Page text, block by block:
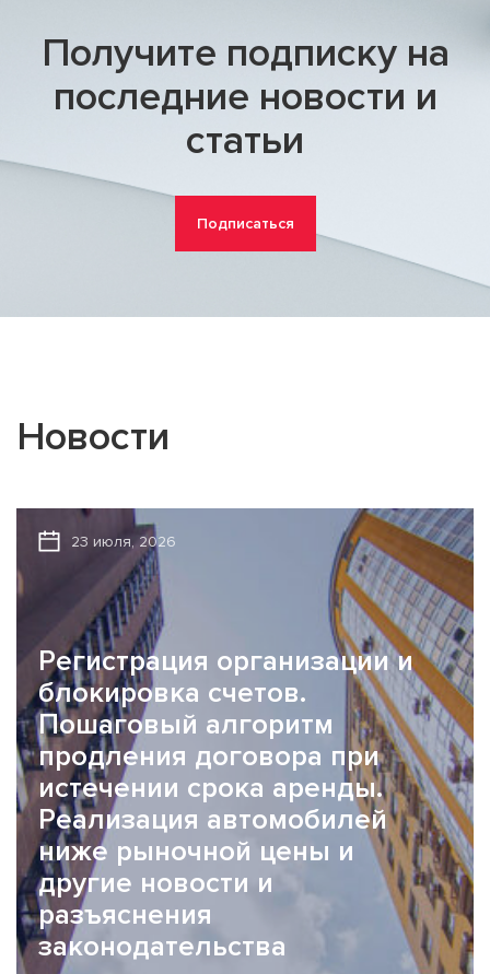
Получите подписку на
последние новости и
статьи
Подписаться
Новости
23 июля, 2026
Регистрация организации и
блокировка счетов.
Пошаговый алгоритм
продления договора при
истечении срока аренды.
Реализация автомобилей
ниже рыночной цены и
другие новости и
разъяснения
законодательства